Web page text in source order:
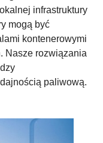
infrastruktury
mogą być
kontenerowymi
Nasze rozwiązania
paliwową.